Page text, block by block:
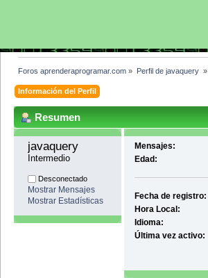
Foros aprenderaprogramar.com » Perfil de javaquery »
Información del Perfil
Resumen
javaquery
Intermedio
Desconectado
Mostrar Mensajes
Mostrar Estadísticas
Mensajes:
Edad:
Fecha de registro:
Hora Local:
Idioma:
Última vez activo: